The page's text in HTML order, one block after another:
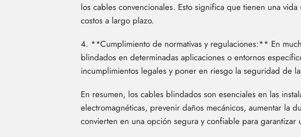
los cables convencionales. Esto significa que tienen una
costos a largo plazo.
4. **Cumplimiento de normativas y regulaciones:** En
blindados en determinadas aplicaciones o entornos
incumplimientos legales y poner en riesgo la seguridad de
En resumen, los cables blindados son esenciales en las
electromagnéticas, prevenir daños mecánicos, aumentar la
convierten en una opción segura y confiable para